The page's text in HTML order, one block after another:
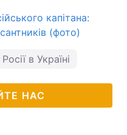
капітана:
(фото)
в Україні
НАС